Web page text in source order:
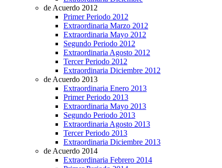
de Acuerdo 2012
Primer Periodo 2012
Extraordinaria Marzo 2012
Extraordinaria Mayo 2012
Segundo Periodo 2012
Extraordinaria Agosto 2012
Tercer Periodo 2012
Extraordinaria Diciembre 2012
de Acuerdo 2013
Extraordinaria Enero 2013
Primer Periodo 2013
Extraordinaria Mayo 2013
Segundo Periodo 2013
Extraordinaria Agosto 2013
Tercer Periodo 2013
Extraordinaria Diciembre 2013
de Acuerdo 2014
Extraordinaria Febrero 2014